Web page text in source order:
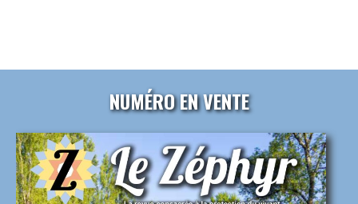
NUMÉRO EN VENTE